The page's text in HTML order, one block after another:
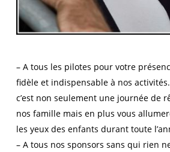
– A tous les pilotes pour votre
fidèle et indispensable à nos
c’est non seulement une journée de
nos famille mais en plus vous
les yeux des enfants durant toute
– A tous nos sponsors sans qui rien